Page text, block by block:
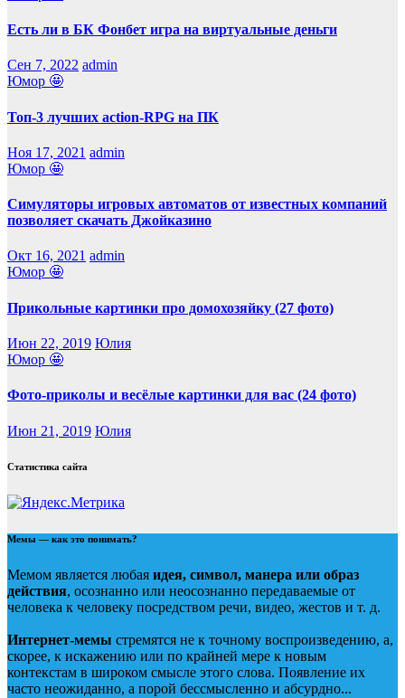
Есть ли в БК Фонбет игра на виртуальные деньги
Сен 7, 2022 admin
Юмор 🤩
Топ-3 лучших action-RPG на ПК
Ноя 17, 2021 admin
Юмор 🤩
Симуляторы игровых автоматов от известных компаний
позволяет скачать Джойказино
Окт 16, 2021 admin
Юмор 🤩
Прикольные картинки про домохозяйку (27 фото)
Июн 22, 2019 Юлия
Юмор 🤩
Фото-приколы и весёлые картинки для вас (24 фото)
Июн 21, 2019 Юлия
Статистика сайта
Мемы — как это понимать?
Мемом является любая идея, символ, манера или образ
действия, осознанно или неосознанно передаваемые от
человека к человеку посредством речи, видео, жестов и т. д.
Интернет-мемы стремятся не к точному воспроизведению, а,
скорее, к искажению или по крайней мере к новым
контекстам в широком смысле этого слова. Появление их
часто неожиданно, а порой бессмысленно и абсурдно...